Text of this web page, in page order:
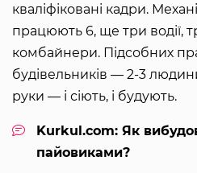
кваліфіковані кадри.
працюють 6, ще три водії,
комбайнери. Підсобних
будівельників — 2-3
руки — і сіють, і будують.
Kurkul.com: Як
пайовиками?